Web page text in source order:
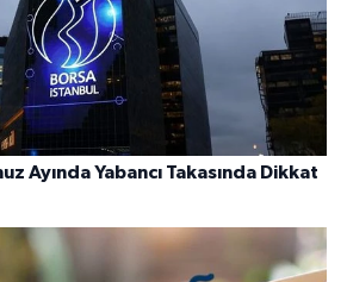
Ayında Yabancı Takasında Dikkat